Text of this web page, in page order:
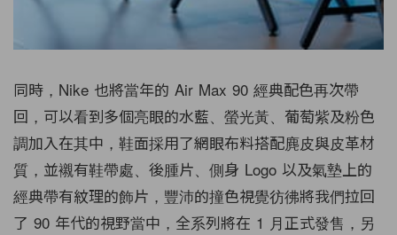
同時，Nike 也將當年的 Air Max 90 經典配色再次帶
回，可以看到多個亮眼的水藍、螢光黃、葡萄紫及粉色
調加入在其中，鞋面採用了網眼布料搭配麂皮與皮革材
質，並襯有鞋帶處、後腫片、側身 Logo 以及氣墊上的
經典帶有紋理的飾片，豐沛的撞色視覺彷彿將我們拉回
了 90 年代的視野當中，全系列將在 1 月正式發售，另